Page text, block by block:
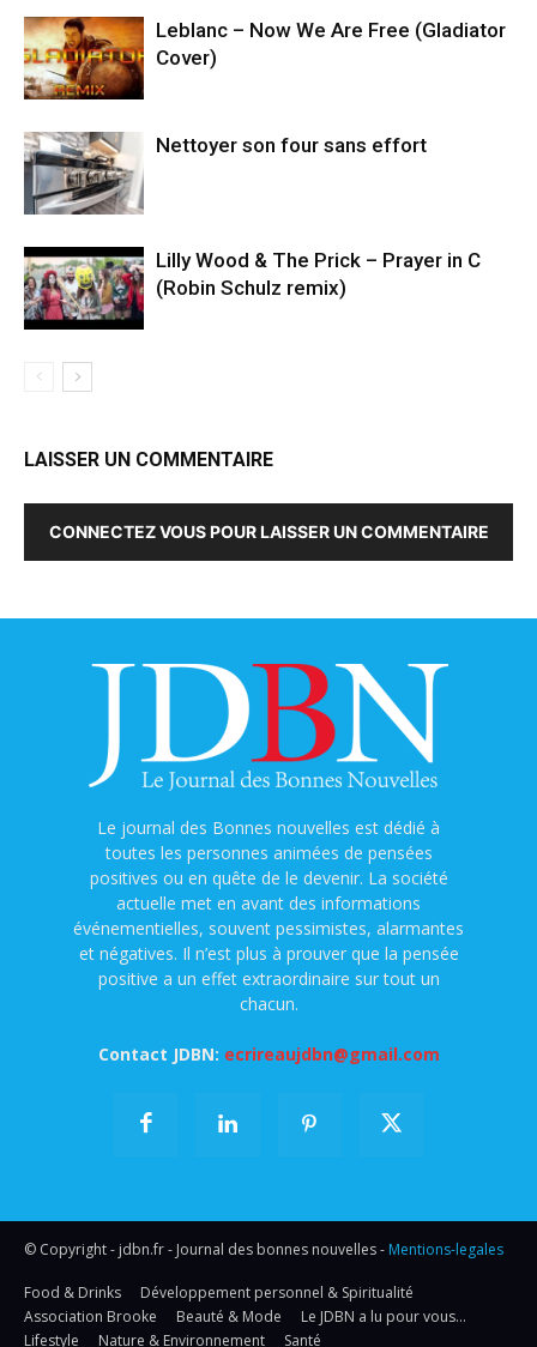
Leblanc – Now We Are Free (Gladiator
Cover)
Nettoyer son four sans effort
Lilly Wood & The Prick – Prayer in C
(Robin Schulz remix)
LAISSER UN COMMENTAIRE
CONNECTEZ VOUS POUR LAISSER UN COMMENTAIRE
Le journal des Bonnes nouvelles est dédié à
toutes les personnes animées de pensées
positives ou en quête de le devenir. La société
actuelle met en avant des informations
événementielles, souvent pessimistes, alarmantes
et négatives. Il n’est plus à prouver que la pensée
positive a un effet extraordinaire sur tout un
chacun.
Contact JDBN: ecrireaujdbn@gmail.com
© Copyright - jdbn.fr - Journal des bonnes nouvelles - Mentions-legales
Food & Drinks
Développement personnel & Spiritualité
Association Brooke
Beauté & Mode
Le JDBN a lu pour vous…
Lifestyle
Nature & Environnement Santé